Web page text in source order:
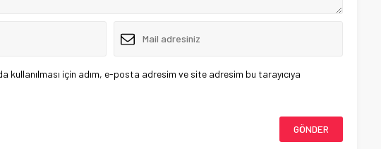
kullanılması için adım, e-posta adresim ve site adresim bu tarayıcıya